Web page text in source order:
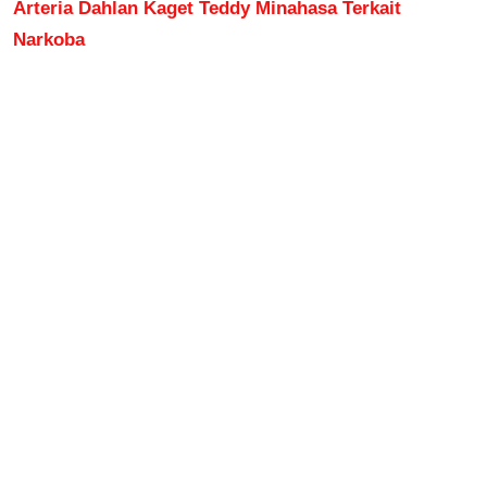
Arteria Dahlan Kaget Teddy Minahasa Terkait
Narkoba